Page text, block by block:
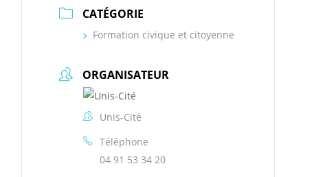
CATÉGORIE
Formation civique et citoyenne
ORGANISATEUR
Unis-Cité
Téléphone
04 91 53 34 20